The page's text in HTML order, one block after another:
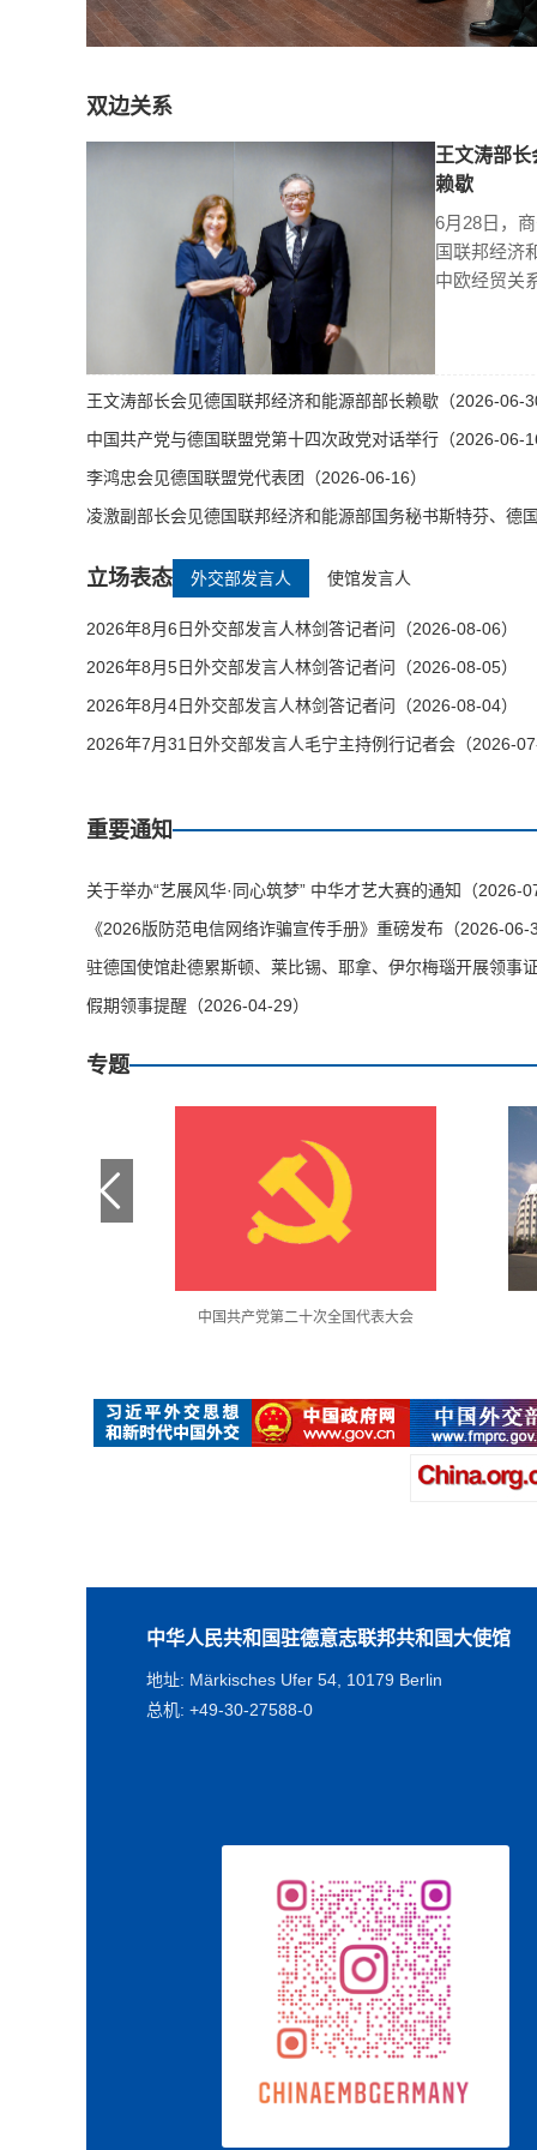
双边关系
王文涛部
赖歇
6月28日，
国联邦经济
中欧经贸关
王文涛部长会见德国联邦经济和能源部部长赖歇（2026-06-
中国共产党与德国联盟党第十四次政党对话举行（2026-06-
李鸿忠会见德国联盟党代表团（2026-06-16）
凌激副部长会见德国联邦经济和能源部国务秘书斯特芬、德
立场表态 外交部发言人 使馆发言人
2026年8月6日外交部发言人林剑答记者问（2026-08-06）
2026年8月5日外交部发言人林剑答记者问（2026-08-05）
2026年8月4日外交部发言人林剑答记者问（2026-08-04）
2026年7月31日外交部发言人毛宁主持例行记者会（2026-
重要通知
关于举办“艺展风华·同心筑梦” 中华才艺大赛的通知（2026-
《2026版防范电信网络诈骗宣传手册》重磅发布（2026-06-
驻德国使馆赴德累斯顿、莱比锡、耶拿、伊尔梅瑙开展领事
假期领事提醒（2026-04-29）
专题
中国共产党第二十次全国代表大会
中华人民共和国驻德意志联邦共和国大使馆
地址: Märkisches Ufer 54, 10179 Berlin
总机: +49-30-27588-0